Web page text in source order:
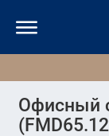
Офисный